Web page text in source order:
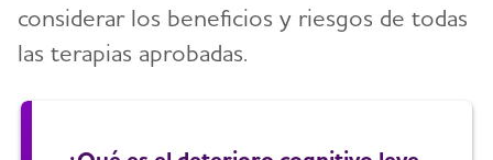
considerar los beneficios y riesgos de todas
las terapias aprobadas.